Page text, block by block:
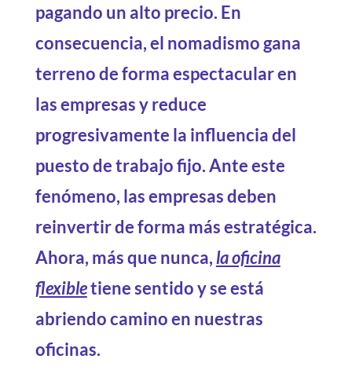
pagando un alto precio. En
consecuencia, el nomadismo gana
terreno de forma espectacular en
las empresas y reduce
progresivamente la influencia del
puesto de trabajo fijo. Ante este
fenómeno, las empresas deben
reinvertir de forma más estratégica.
Ahora, más que nunca, la oficina
flexibletiene sentido y se está
abriendo camino en nuestras
oficinas.